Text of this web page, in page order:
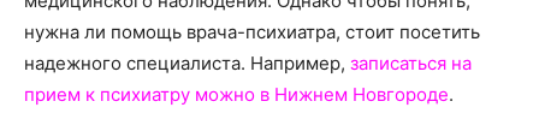
нужна ли помощь врача-психиатра, стоит посетить
надежного специалиста. Например, записаться на
прием к психиатру можно в Нижнем Новгороде.